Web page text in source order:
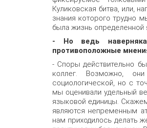
Куликовская битва, или,
знания которого трудно
была жизнь
- Но ведь
противоположные
- Споры действительно
коллег. Возможно,
социологической, но с
мы оценивали удельный
языковой единицы.
являются непременным
нам приходилось делать